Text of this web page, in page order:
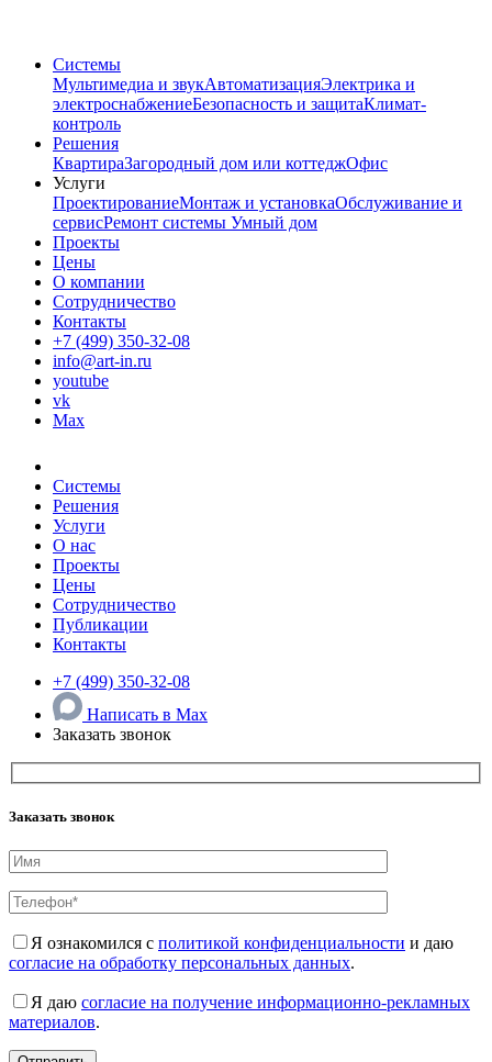
Системы
Мультимедиа и звукАвтоматизацияЭлектрика и
электроснабжениеБезопасность и защитаКлимат-
контроль
Решения
КвартираЗагородный дом или коттеджОфис
Услуги
ПроектированиеМонтаж и установкаОбслуживание и
сервисРемонт системы Умный дом
Проекты
Цены
О компании
Сотрудничество
Контакты
+7 (499) 350-32-08
info@art-in.ru
youtube
vk
Max
Системы
Решения
Услуги
О нас
Проекты
Цены
Сотрудничество
Публикации
Контакты
+7 (499) 350-32-08
Написать в Max
Заказать звонок
Заказать звонок
Я ознакомился с политикой конфиденциальности и даю
согласие на обработку персональных данных.
Я даю согласие на получение информационно-рекламных
материалов.